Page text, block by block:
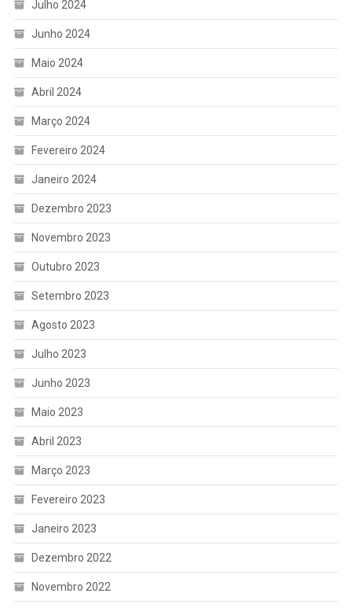
Julho 2024
Junho 2024
Maio 2024
Abril 2024
Março 2024
Fevereiro 2024
Janeiro 2024
Dezembro 2023
Novembro 2023
Outubro 2023
Setembro 2023
Agosto 2023
Julho 2023
Junho 2023
Maio 2023
Abril 2023
Março 2023
Fevereiro 2023
Janeiro 2023
Dezembro 2022
Novembro 2022